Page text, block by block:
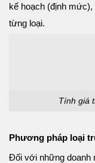
kế hoạch (định
từng loại.
Tính giá
Phương pháp loại
Đối với những doanh